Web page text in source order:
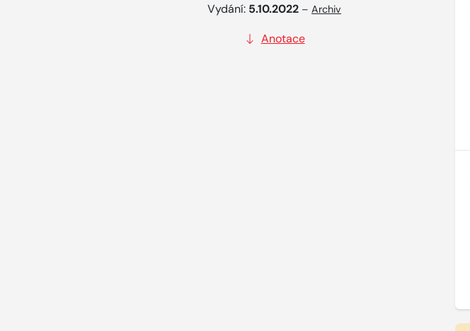
Vydání: 5.10.2022 –Archiv
Anotace